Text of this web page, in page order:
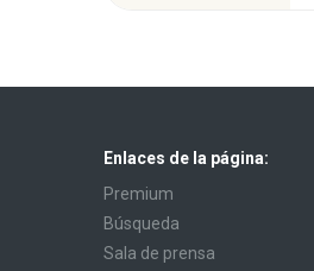
Enlaces de la página:
Premium
Búsqueda
Sala de prensa